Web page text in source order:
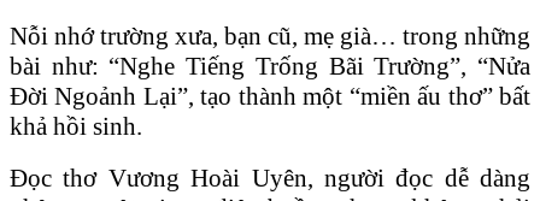
Nỗi nhớ trường xưa, bạn cũ, mẹ già… trong những
bài như: “Nghe Tiếng Trống Bãi Trường”, “Nửa
Đời Ngoảnh Lại”, tạo thành một “miền ấu thơ” bất
khả hồi sinh.
Đọc thơ Vương Hoài Uyên, người đọc dễ dàng